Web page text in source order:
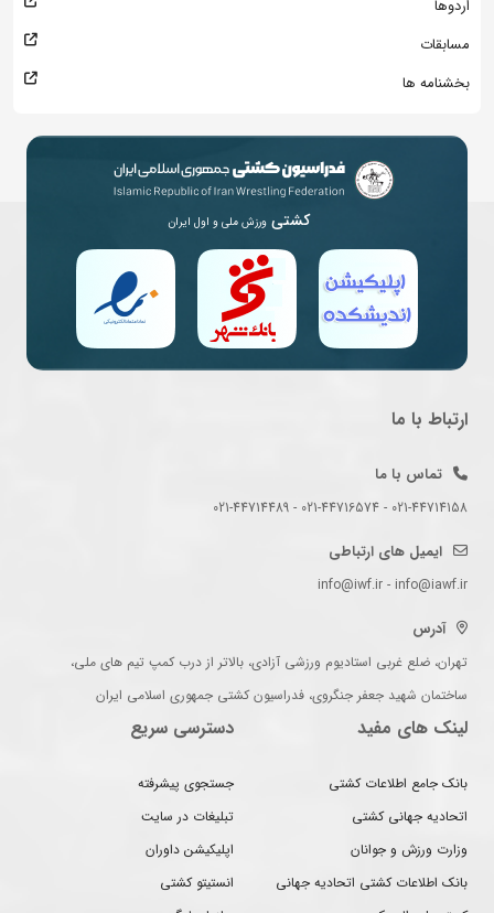
اردوها
مسابقات
بخشنامه ها
کشتی ورزش ملی و اول ایران
ارتباط با ما
تماس با ما
021-44714158 - 021-44716574 - 021-44714489
ایمیل های ارتباطی
info@iwf.ir - info@iawf.ir
آدرس
تهران، ضلع غربی استادیوم ورزشی آزادی، بالاتر از درب کمپ تیم های ملی،
ساختمان شهید جعفر جنگروی، فدراسیون کشتی جمهوری اسلامی ایران
لینک های مفید
بانک جامع اطلاعات کشتی
اتحادیه جهانی کشتی
وزارت ورزش و جوانان
بانک اطلاعات کشتی اتحادیه جهانی
دسترسی سریع
جستجوی پیشرفته
تبلیغات در سایت
اپلیکیشن داوران
انستیتو کشتی